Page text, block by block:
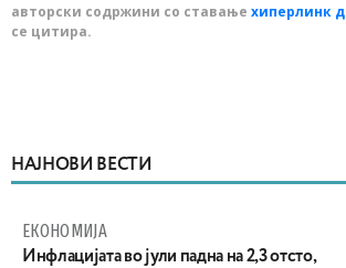
авторски содржини со ставање хиперлинк
се цитира.
НАЈНОВИ ВЕСТИ
ЕКОНОМИЈА
Инфлацијата во јули падна на 2,3 отсто,